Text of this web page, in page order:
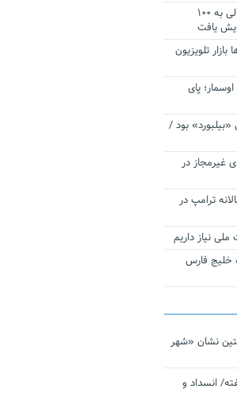
آستانه الزام به دریافت صورت های مالی به ۱۰۰
یافت
تلویزیون
پای
بود /
غیرمجاز در
ترامپ در
نیاز داریم
خلیج فارس
نشان «شهر
انسداد و